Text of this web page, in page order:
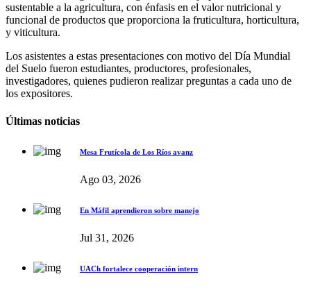
sustentable a la agricultura, con énfasis en el valor nutricional y
funcional de productos que proporciona la fruticultura, horticultura,
y viticultura.
Los asistentes a estas presentaciones con motivo del Día Mundial
del Suelo fueron estudiantes, productores, profesionales,
investigadores, quienes pudieron realizar preguntas a cada uno de
los expositores.
Últimas noticias
Mesa Frutícola de Los Ríos avanz
Ago 03, 2026
En Máfil aprendieron sobre manejo
Jul 31, 2026
UACh fortalece cooperación intern